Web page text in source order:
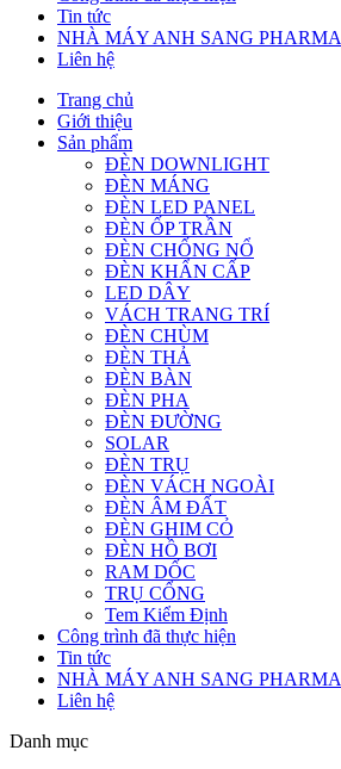
Tin tức
NHÀ MÁY ANH SANG PHARMA
Liên hệ
Trang chủ
Giới thiệu
Sản phẩm
ĐÈN DOWNLIGHT
ĐÈN MÁNG
ĐÈN LED PANEL
ĐÈN ỐP TRẦN
ĐÈN CHỐNG NỔ
ĐÈN KHẨN CẤP
LED DÂY
VÁCH TRANG TRÍ
ĐÈN CHÙM
ĐÈN THẢ
ĐÈN BÀN
ĐÈN PHA
ĐÈN ĐƯỜNG
SOLAR
ĐÈN TRỤ
ĐÈN VÁCH NGOÀI
ĐÈN ÂM ĐẤT
ĐÈN GHIM CỎ
ĐÈN HỒ BƠI
RAM DỐC
TRỤ CỔNG
Tem Kiểm Định
Công trình đã thực hiện
Tin tức
NHÀ MÁY ANH SANG PHARMA
Liên hệ
Danh mục